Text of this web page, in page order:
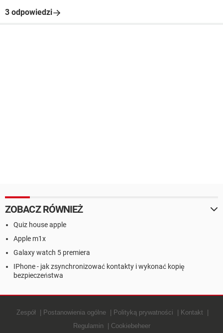
3 odpowiedzi
ZOBACZ RÓWNIEŻ
Quiz house apple
Apple m1x
Galaxy watch 5 premiera
IPhone - jak zsynchronizować kontakty i wykonać kopię
bezpieczeństwa
Zespół Postanowienia ogólne Polityką prywatności
Kontakt
Regulamin
Cookiebeheer